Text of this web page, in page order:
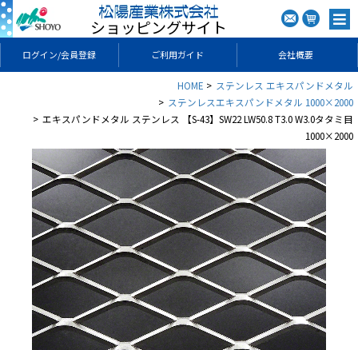
ショッピングサイト
ログイン/会員登録 ご利用ガイド 会社概要
HOME
ステンレス エキスパンドメタル
ステンレスエキスパンドメタル 1000×2000
エキスパンドメタル ステンレス 【S-43】SW22 LW50.8 T3.0 W3.0タタミ目
1000×2000